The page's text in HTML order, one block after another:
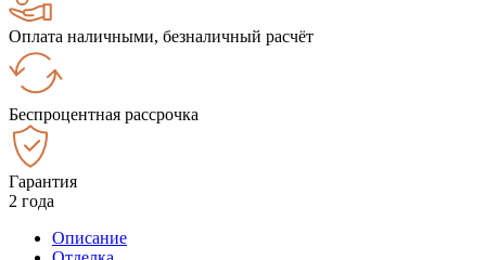
Оплата наличными, безналичный расчёт
Беспроцентная рассрочка
Гарантия
2 года
Описание